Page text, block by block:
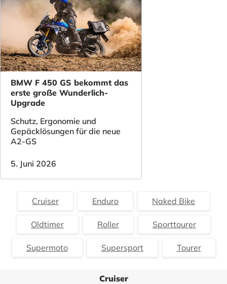
BMW F 450 GS bekommt das
erste große Wunderlich-
Upgrade
Schutz, Ergonomie und
Gepäcklösungen für die neue
A2-GS
5. Juni 2026
Cruiser Enduro Naked Bike
Oldtimer Roller Sporttourer
Supermoto Supersport Tourer
Cruiser